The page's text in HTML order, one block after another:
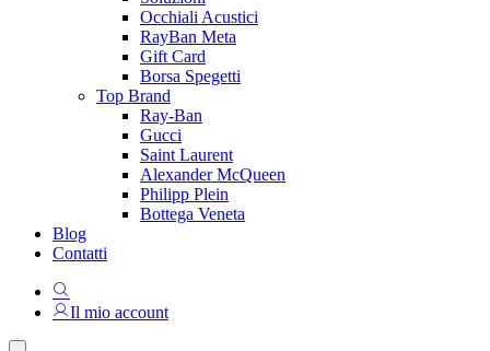
Occhiali Acustici
RayBan Meta
Gift Card
Borsa Spegetti
Top Brand
Ray-Ban
Gucci
Saint Laurent
Alexander McQueen
Philipp Plein
Bottega Veneta
Blog
Contatti
Il mio account